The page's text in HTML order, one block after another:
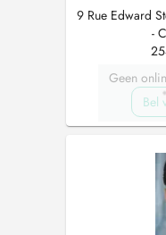
9 Rue Edward
-
Geen
Bel